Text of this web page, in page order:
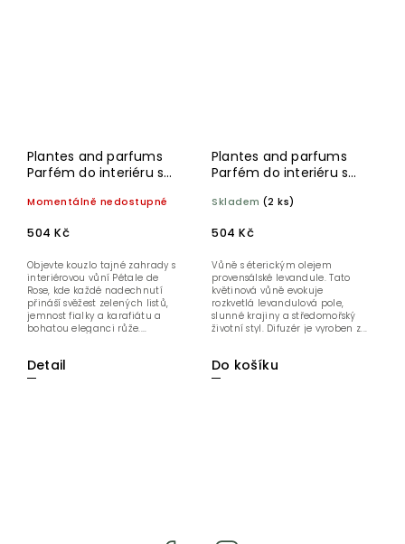
Plantes and parfums
Parfém do interiéru s
100 ml
Momentálně nedostupné
504 Kč
Detail
Objevte kouzlo tajné zahrady s
interiérovou vůní Pétale de
Rose, kde každé nadechnutí
přináší svěžest zelených listů,
jemnost fialky a karafiátu a
bohatou eleganci růže....
Plantes and parfums
Parfém do interiéru s
ml
Skladem (2 ks)
504 Kč
Do košíku
Vůně s éterickým olejem
provensálské levandule. Tato
květinová vůně evokuje
rozkvetlá levandulová pole,
slunné krajiny a středomořský
životní styl. Difuzér je vyroben z...